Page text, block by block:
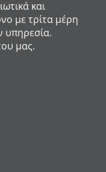
και
με τρίτα μέρη
υπηρεσία.
μας.